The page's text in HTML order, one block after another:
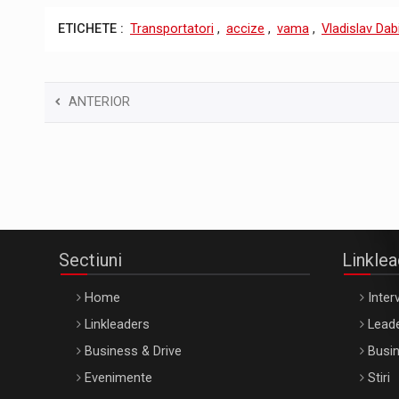
ETICHETE : Transportatori , accize , vama , Vladislav
ANTERIOR
Sectiuni
Home
Linkleaders
Business & Drive
Evenimente
Stiri